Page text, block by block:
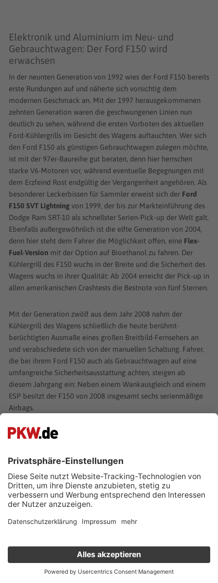
Elektronik und Aluminium im Neu- und
Gebrauchtwagen: Der Ford F150 wird
erwachsen
In der neunten Generation von 1992 wies der Ford F150 bereits
erste Rundungen auf und näherte sich vorsichtig dem
modernen Geschmack an. Mit der 1997 herausgekommenen
zehnten Generation waren die geschwungenen Linien nun
deutlich zu sehen, während die ersten Vorboten des aktuellen
Ford-Kühlergrills im Gesicht des Wagens auftauchten. Wer sich
den Ford F150 als günstigen Gebrauchtwagen zulegen möchte,
ist mit der 97er-Baureihe gut beraten, denn hier herrschen
starke V6-Motoren vor, während eventuelle Begegnungen mit
dem Erzfeind Rost endgültig der Vergangenheit angehören. Als
besonderer Leckerbissen für Sammler erweist sich der Ford
F150 SVT Lightning von 1999, der bis zur Markteinführung des
Dodge Ram SRT-10 als schnellster Serien-Pick-up der Welt galt.
Ebenfalls außergewöhnlich ist die elfte Generation von 2004,
denn hier steht dem Fahrer die Möglichkeit offen, eine Flex-
Fuel-Version mit der Option auf Bioethanol zu fahren. Der
Kühlergrill des F150 wuchs in der Breite und die Sicherheit des
Wagens wuchs in ihrer Qualität: Ab 2004 erreicht der Pick-up in
allen amerikanischen Crashtests die Bestnote von fünf Sternen.
Mit der Generation zwölf aus dem Jahr 2008 nahm der
Kühlergrill des Wagens schließlich die heute berühmt-
berüchtigten Ausmaße eines großen Breitbild-Fernsehers an
und verabschiedete sich von der manuellen Schaltung. Fahrer,
die bei ihrem Ford F150 auch als Gebrauchtwagen auf eine
umfangreiche Sicherheitsausstattung achten, steigen ab
diesem Jahrgang ein: Neben einem Wankausgleich und einem
ESP besitzt der F150 von 2008 insgesamt sechs serienmäßige
Airbags.
Ebenfalls bereits legendär ist die aktuelle dreizehnte
und ihre Fahrerkabine aus Stahl gegen eine
Gewicht sind enorm und steigern die ohnehin gute
Ladekapazität des Pick-ups auf sagenhafte 1.500 kg, während
die Anhängelast auf massive 5.000 kg wächst. Die Produktion
Ausmaße an, dass der Aluminiumlieferant Alcoa mit konkreten
der F150 mehr Leichtmetall pro Jahr als die gesamte
Fahrzeugindustrie Europas zusammen. Dieser enorme
Verbrauch trieb den Marktpreis für Aluminium stark in die
Verkauf deinen Gebrauchten online